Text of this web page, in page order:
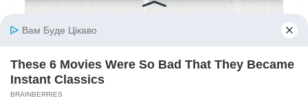
Вам Буде Цікаво
These 6 Movies Were So Bad That They Became
Instant Classics
BRAINBERRIES